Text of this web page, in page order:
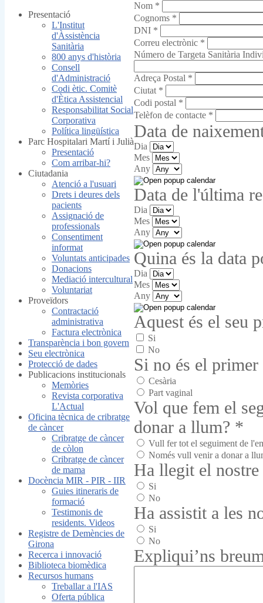
Nom *
Cognoms *
DNI *
Correu electrònic *
Número de Targeta Sanitària
Adreça Postal *
Ciutat *
Codi postal *
Telèfon de contacte *
Data de
Dia
Mes
Any
Data de l'última
Dia
Mes
Any
Quina és la data
Dia
Mes
Any
Aquest és el seu
Si
No
Si no és el
Cesària
Part vaginal
Vol que fem el
donar a llum? *
Vull fer tot el seguiment de
Només vull venir a donar a
Ha llegit el
Si
No
Ha assistit a les
Si
No
Expliqui’ns
Presentació
L'Institut
d'Àssistència
Sanitària
800 anys d'història
Consell
d'Administració
Codi ètic. Comitè
d'Ètica Assistencial
Responsabilitat Social
Corporativa
Política lingüística
Parc Hospitalari Martí i Julià
Presentació
Com arribar-hi?
Ciutadania
Atenció a l'usuari
Drets i deures dels
pacients
Assignació de
professionals
Consentiment
informat
Voluntats anticipades
Donacions
Mediació intercultural
Voluntariat
Proveïdors
Contractació
administrativa
Factura electrònica
Transparència i bon govern
Seu electrònica
Protecció de dades
Publicacions institucionals
Memòries
Revista corporativa
L'Actual
Oficina tècnica de cribratge
de càncer
Cribratge de càncer
de còlon
Cribratge de càncer
de mama
Docència MIR - PIR - IIR
Guies itineraris de
formació
Testimonis de
residents. Videos
Registre de Demències de
Girona
Recerca i innovació
Biblioteca biomèdica
Recursos humans
Treballar a l'IAS
Oferta pública